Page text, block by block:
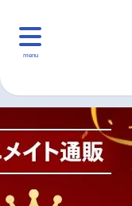
menu
マンガ・ラノベ